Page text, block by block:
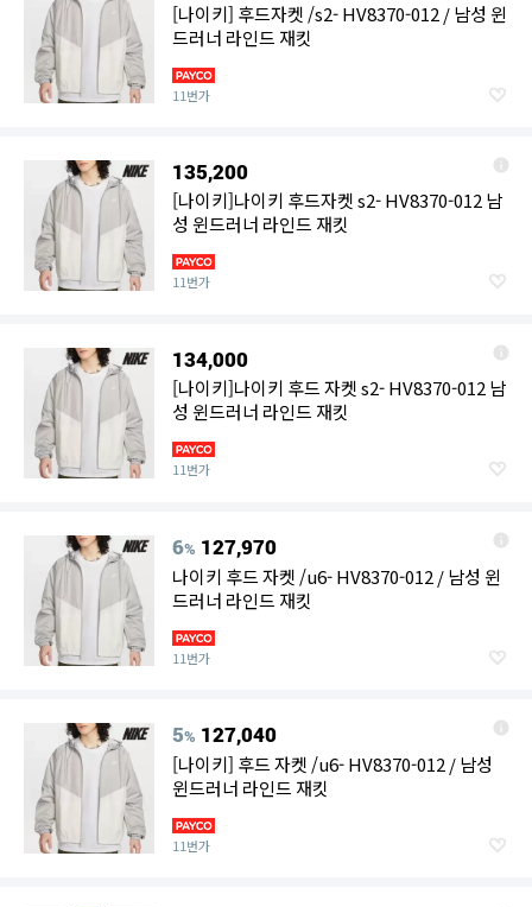
[나이키] 후드자켓 /s2- HV8370-012 / 남성 윈
드러너 라인드 재킷
11번가
135,200
[나이키]나이키 후드자켓 s2- HV8370-012 남
성 윈드러너 라인드 재킷
11번가
134,000
[나이키]나이키 후드 자켓 s2- HV8370-012 남
성 윈드러너 라인드 재킷
11번가
6% 127,970
나이키 후드 자켓 /u6- HV8370-012 / 남성 윈
드러너 라인드 재킷
11번가
5% 127,040
[나이키] 후드 자켓 /u6- HV8370-012 / 남성
윈드러너 라인드 재킷
11번가